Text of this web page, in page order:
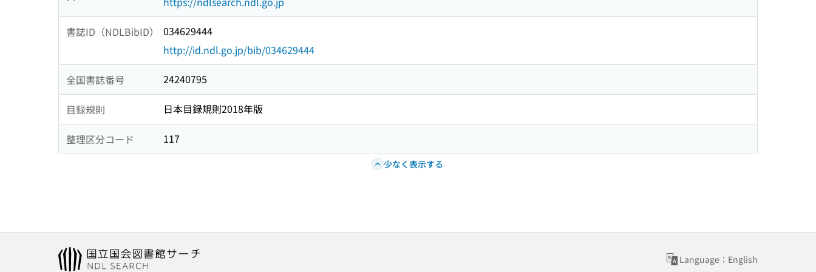
書誌ID（NDLBibID）
034629444
http://id.ndl.go.jp/bib/034629444
全国書誌番号 24240795
目録規則 日本目録規則2018年版
整理区分コード 117
少なく表示する
Language：English